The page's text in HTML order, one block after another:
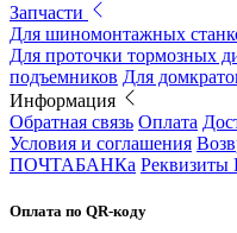
Запчасти
Для шиномонтажных
Для проточки тормозных
подъемников Для
Информация
Обратная связь Оплата
Условия и соглашения
ПОЧТАБАНКа Реквизиты
Оплата по QR-коду